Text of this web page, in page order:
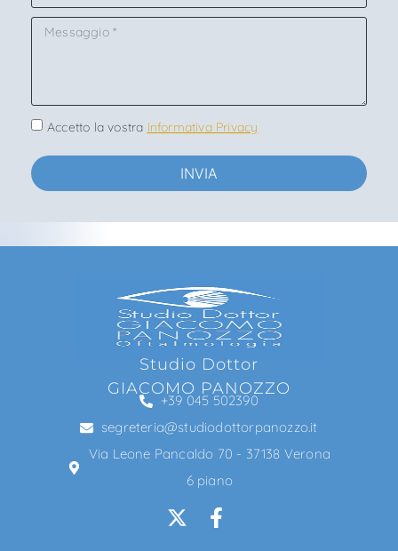
Accetto la vostra Informativa Privacy
INVIA
Studio Dottor
GIACOMO PANOZZO
+39 045 502390
segreteria@studiodottorpanozzo.it
Via Leone Pancaldo 70 - 37138 Verona
6 piano